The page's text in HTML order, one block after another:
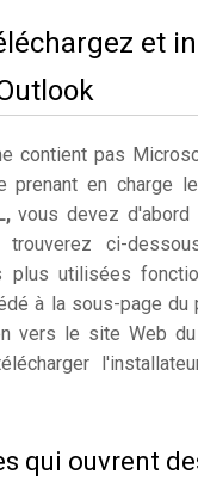
et
contient pas
prenant en charge
vous devez d'abord
trouverez ci-
plus utilisées
à la sous-page du
vers le site Web du
qui ouvrent